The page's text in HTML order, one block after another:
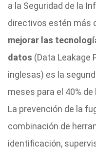
a la Seguridad de la
directivos estén más
mejorar las
datos (Data Leakage
inglesas) es la
meses para el 40%
La prevención de la
combinación de
identificación,